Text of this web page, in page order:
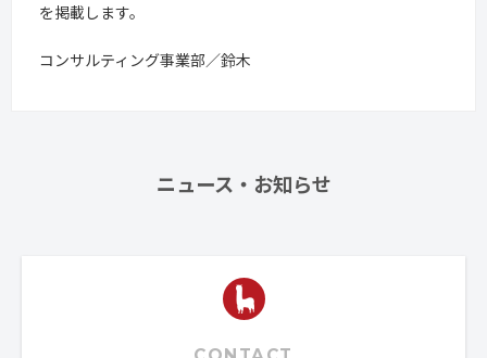
を掲載します。
コンサルティング事業部／鈴木
ニュース・お知らせ